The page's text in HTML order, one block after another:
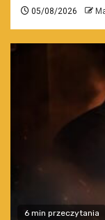
05/08/2026
6 min przeczytania